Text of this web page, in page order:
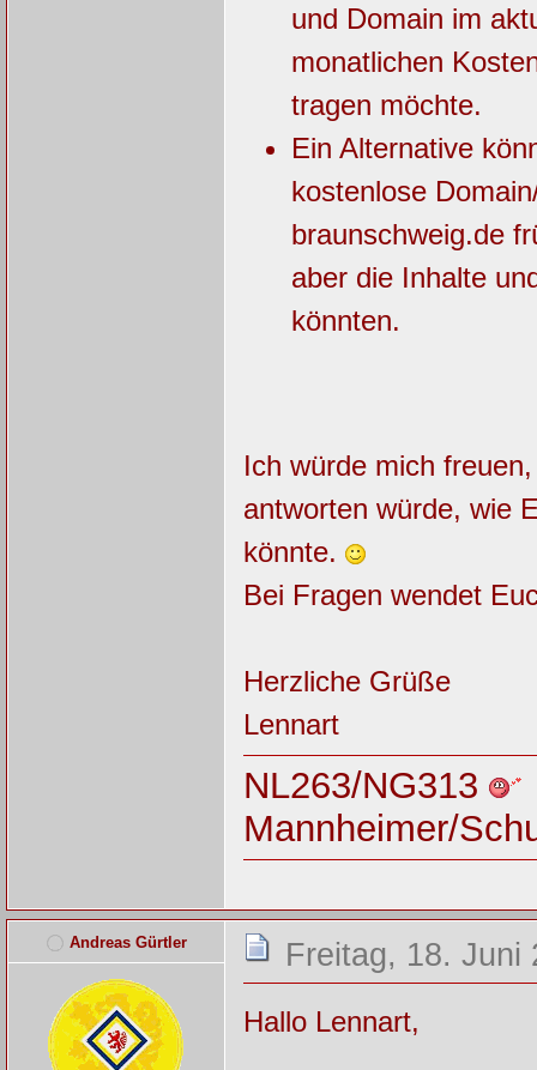
und Domain im
monatlichen
tragen möchte.
Ein Alternative
kostenlose
braunschweig.de
aber die Inhalte
könnten.
Ich würde mich
antworten würde, wie
könnte.
Bei Fragen wendet
Herzliche Grüße
Lennart
NL263/NG313
Mannheimer/
Andreas Gürtler Freitag, 18. Juni
Hallo Lennart,